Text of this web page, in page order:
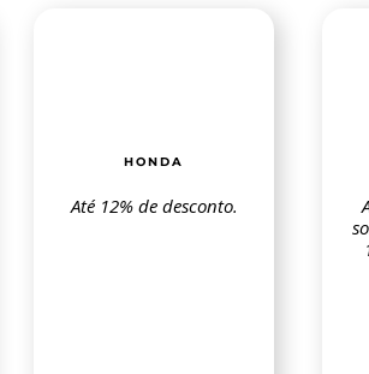
HONDA
Até 12% de desconto.